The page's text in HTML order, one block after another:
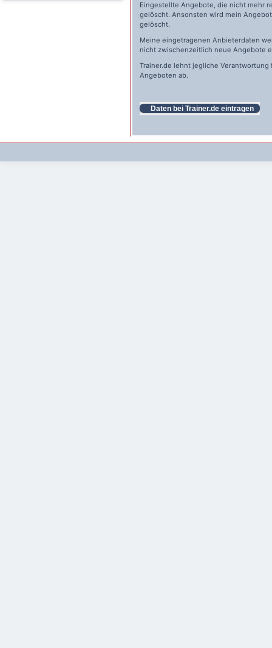
Eingestellte Angebote, die nicht mehr
gelöscht. Ansonsten wird mein
gelöscht.
Meine eingetragenen Anbieterdaten
nicht zwischenzeitlich neue Angebote
Trainer.de lehnt jegliche
Angeboten ab.
Daten bei Trainer.de eintragen